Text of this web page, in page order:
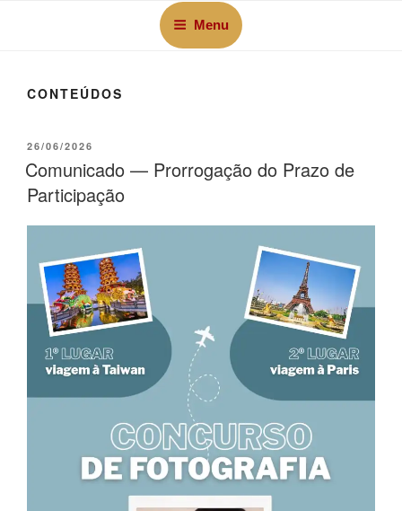
Menu
CONTEÚDOS
26/06/2026
Comunicado — Prorrogação do Prazo de
Participação